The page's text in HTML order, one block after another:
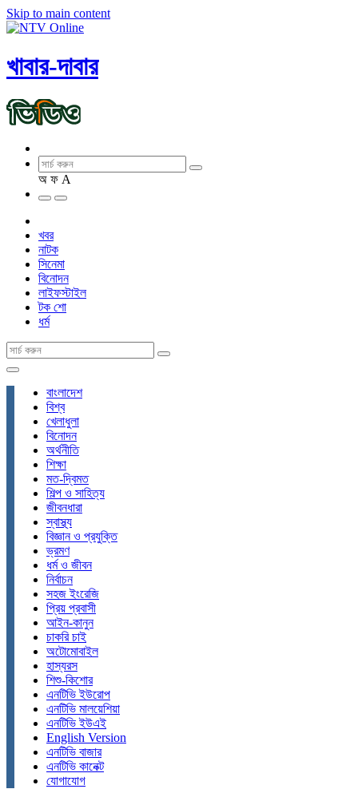
Skip to main content
খাবার-দাবার
অ ফ A
খবর
নাটক
সিনেমা
বিনোদন
লাইফস্টাইল
টক শো
ধর্ম
বাংলাদেশ
বিশ্ব
খেলাধুলা
বিনোদন
অর্থনীতি
শিক্ষা
মত-দ্বিমত
শিল্প ও সাহিত্য
জীবনধারা
স্বাস্থ্য
বিজ্ঞান ও প্রযুক্তি
ভ্রমণ
ধর্ম ও জীবন
নির্বাচন
সহজ ইংরেজি
প্রিয় প্রবাসী
আইন-কানুন
চাকরি চাই
অটোমোবাইল
হাস্যরস
শিশু-কিশোর
এনটিভি ইউরোপ
এনটিভি মালয়েশিয়া
এনটিভি ইউএই
English Version
এনটিভি বাজার
এনটিভি কানেক্ট
যোগাযোগ